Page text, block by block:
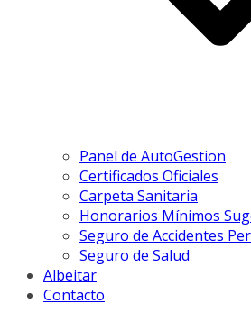
Panel de AutoGestion
Certificados Oficiales
Carpeta Sanitaria
Honorarios Mínimos
Seguro de Accidentes
Seguro de Salud
Albeitar
Contacto